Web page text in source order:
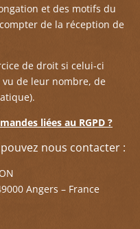
et des motifs du
de la réception de
de droit si celui-ci
de leur nombre, de
liées au RGPD ?
nous contacter :
Angers – France